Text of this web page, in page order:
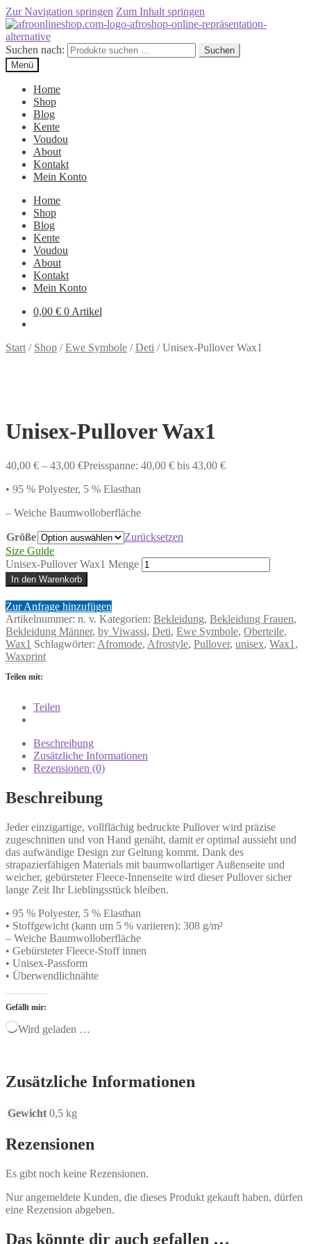
Zur Navigation springen Zum Inhalt springen
Suchen nach:
Suchen
Menü
Home
Shop
Blog
Kente
Voudou
About
Kontakt
Mein Konto
Home
Shop
Blog
Kente
Voudou
About
Kontakt
Mein Konto
0,00 € 0 Artikel
Start / Shop /Ewe Symbole /Deti /Unisex-Pullover Wax1
Unisex-Pullover Wax1
40,00 € – 43,00 €Preisspanne: 40,00 € bis 43,00 €
• 95 % Polyester, 5 % Elasthan
– Weiche Baumwolloberfläche
Größe
Zurücksetzen
Size Guide
Unisex-Pullover Wax1 Menge
In den Warenkorb
Zur Anfrage hinzufügen
Artikelnummer: n. v. Kategorien: Bekleidung, Bekleidung Frauen,
Bekleidung Männer, by Viwassi, Deti, Ewe Symbole, Oberteile,
Wax1 Schlagwörter: Afromode, Afrostyle, Pullover, unisex, Wax1 ,
Waxprint
Teilen mit:
Teilen
Beschreibung
Zusätzliche Informationen
Rezensionen (0)
Beschreibung
Jeder einzigartige, vollflächig bedruckte Pullover wird präzise
zugeschnitten und von Hand genäht, damit er optimal aussieht und
das aufwändige Design zur Geltung kommt. Dank des
strapazierfähigen Materials mit baumwollartiger Außenseite und
weicher, gebürsteter Fleece-Innenseite wird dieser Pullover sicher
lange Zeit Ihr Lieblingsstück bleiben.
• 95 % Polyester, 5 % Elasthan
• Stoffgewicht (kann um 5 % variieren): 308 g/m²
– Weiche Baumwolloberfläche
• Gebürsteter Fleece-Stoff innen
• Unisex-Passform
• Überwendlichnähte
Gefällt mir:
Wird geladen …
Zusätzliche Informationen
Gewicht 0,5 kg
Rezensionen
Es gibt noch keine Rezensionen.
Nur angemeldete Kunden, die dieses Produkt gekauft haben, dürfen
eine Rezension abgeben.
Das könnte dir auch gefallen …